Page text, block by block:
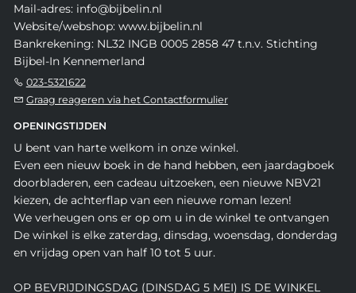
Mail-adres: info@bijbelin.nl
Website/webshop: www.bijbelin.nl
Bankrekening: NL32 INGB 0005 2858 47 t.n.v. Stichting
Bijbel-In Kennemerland
023-5321622
Graag reageren via het Contactformulier
OPENINGSTIJDEN
U bent van harte welkom in onze winkel.
Even een nieuw boek in de hand hebben, een jaardagboek
doorbladeren, een cadeau uitzoeken, een nieuwe NBV21
kiezen, de achterflap van een nieuwe roman lezen!
We verheugen ons er op om u in de winkel te ontvangen
De winkel is elke zaterdag, dinsdag, woensdag, donderdag
en vrijdag open van half 10 tot 5 uur.
OP BEVRIJDINGSDAG (DINSDAG 5 MEI) IS DE WINKEL